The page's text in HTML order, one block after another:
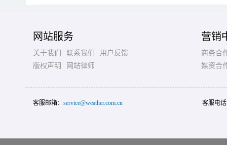
网站服务
关于我们 联系我们
用户反馈
版权声明
网站律师
营销
商务合
媒资合
客服邮箱： service@weather.com.cn 客服电